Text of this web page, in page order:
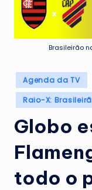
Brasileirão
Posted
in
Agenda da TV
Raio-X:
Globo
todo o